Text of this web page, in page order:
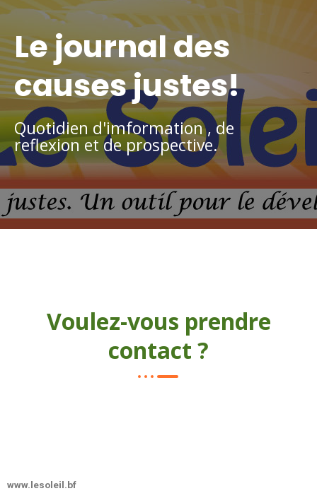
Le journal des
causes justes!
Quotidien d'imformation , de
reflexion et de prospective.
Voulez-vous prendre
contact ?
www.lesoleil.bf